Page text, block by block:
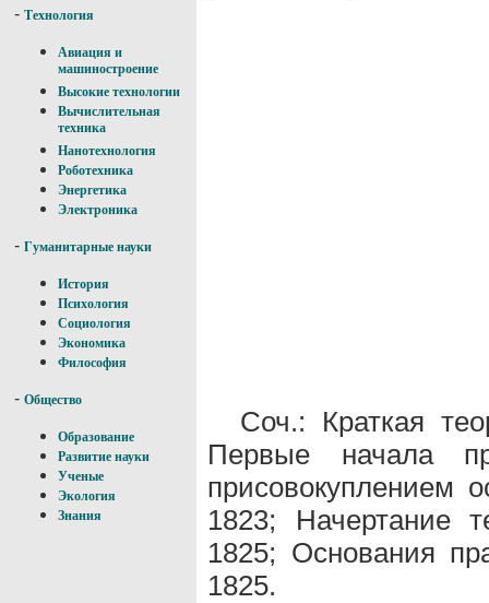
- Технология
Авиация и
машиностроение
Высокие технологии
Вычислительная
техника
Нанотехнология
Роботехника
Энергетика
Электроника
- Гуманитарные науки
История
Психология
Социология
Экономика
Философия
- Общество
Образование
Развитие науки
Ученые
Экология
Знания
Соч.: Краткая
Первые начала
присовокуплением
1823; Начертание
1825; Основания
1825.